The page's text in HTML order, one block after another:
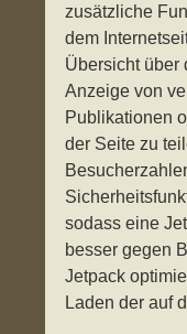
zusätzliche
dem
Übersicht über
Anzeige von
Publikationen
der Seite zu
sodass eine
besser gegen
Jetpack
Laden der auf